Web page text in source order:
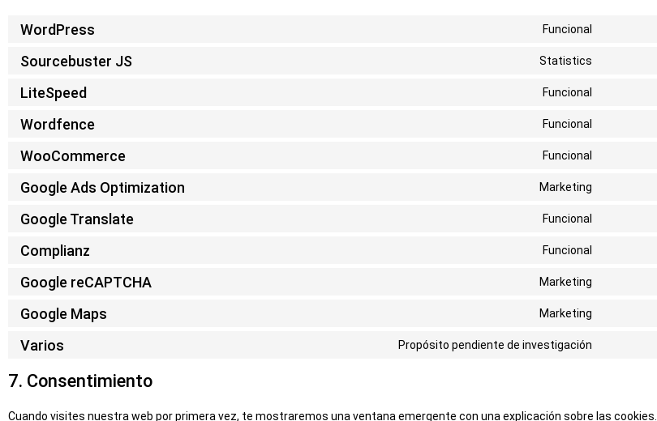
WordPress Funcional
Sourcebuster JS Statistics
LiteSpeed Funcional
Wordfence Funcional
WooCommerce Funcional
Google Ads Optimization Marketing
Google Translate Funcional
Complianz Funcional
Google reCAPTCHA Marketing
Google Maps Marketing
Varios Propósito pendiente de investigación
7. Consentimiento
Cuando visites nuestra web por primera vez, te mostraremos una ventana emergente con una explicación sobre las cookies.